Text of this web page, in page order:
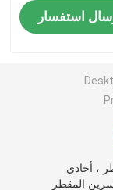
استفسار
، أحادي
المقطر